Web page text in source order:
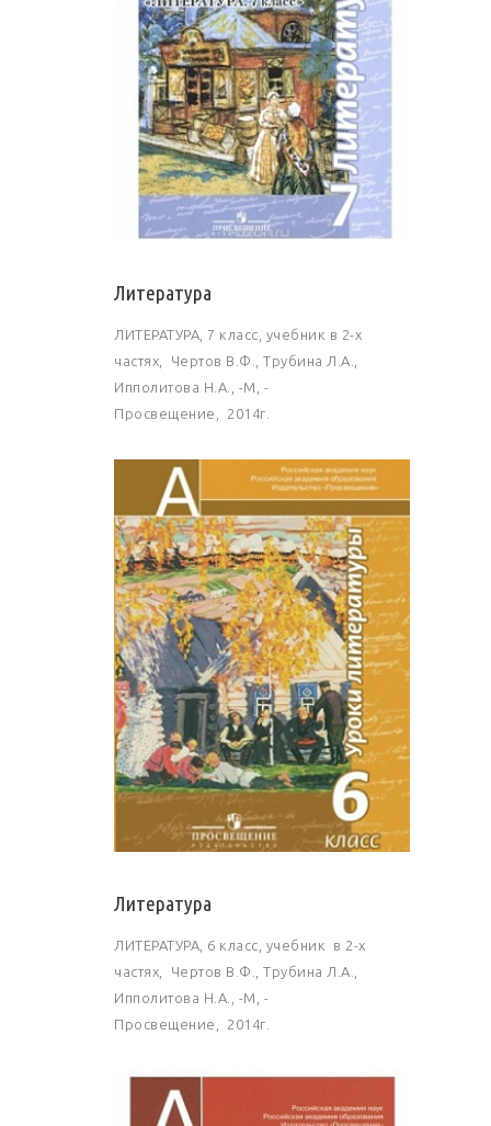
Литература
ЛИТЕРАТУРА, 7 класс, учебник в 2-х
частях, Чертов В.Ф., Трубина Л.А.,
Ипполитова Н.А., -М, -
Просвещение, 2014г.
Литература
ЛИТЕРАТУРА, 6 класс, учебник в 2-х
частях, Чертов В.Ф., Трубина Л.А.,
Ипполитова Н.А., -М, -
Просвещение, 2014г.